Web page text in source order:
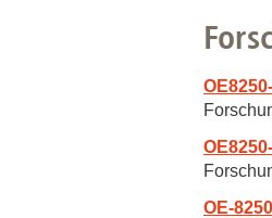
Akademische
Ansprechpersonen
Hannover Biomedical
Für Postdoktorand:innen
OE-